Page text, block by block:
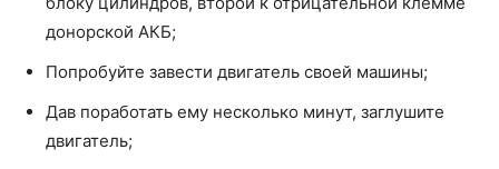
донорской АКБ;
Попробуйте завести двигатель своей машины;
Дав поработать ему несколько минут, заглушите
двигатель;